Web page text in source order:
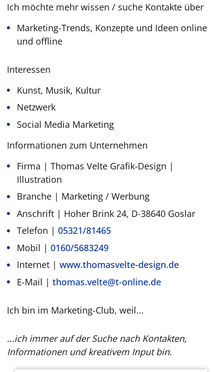
Ich möchte mehr wissen / suche Kontakte über
Marketing-Trends, Konzepte und Ideen online
und offline
Interessen
Kunst, Musik, Kultur
Netzwerk
Social Media Marketing
Informationen zum Unternehmen
Firma | Thomas Velte Grafik-Design |
Illustration
Branche | Marketing / Werbung
Anschrift | Hoher Brink 24, D-38640 Goslar
Telefon | 05321/81465
Mobil | 0160/5683249
Internet | www.thomasvelte-design.de
E-Mail | thomas.velte@t-online.de
Ich bin im Marketing-Club, weil...
...ich immer auf der Suche nach Kontakten,
Informationen und kreativem Input bin.